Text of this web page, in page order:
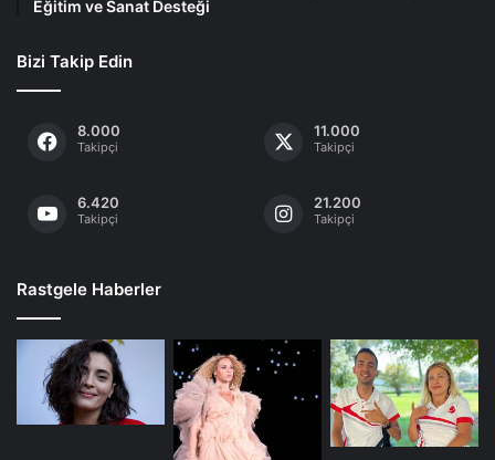
Eğitim ve Sanat Desteği
Bizi Takip Edin
8.000
Takipçi
11.000
Takipçi
6.420
Takipçi
21.200
Takipçi
Rastgele Haberler